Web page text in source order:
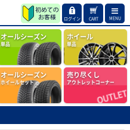
ログイン CART MENU
オールシーズン
単品
ホイール
単品
オールシーズン
ホイールセット
売り尽くし
アウトレットコーナー